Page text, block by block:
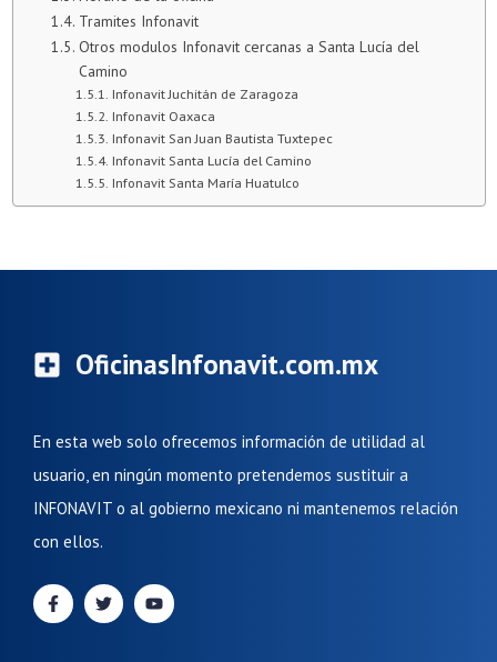
Tramites Infonavit
Otros modulos Infonavit cercanas a Santa Lucía del
Camino
Infonavit Juchitán de Zaragoza
Infonavit Oaxaca
Infonavit San Juan Bautista Tuxtepec
Infonavit Santa Lucía del Camino
Infonavit Santa María Huatulco
OficinasInfonavit.com.mx
En esta web solo ofrecemos información de utilidad al
usuario, en ningún momento pretendemos sustituir a
INFONAVIT o al gobierno mexicano ni mantenemos relación
con ellos.